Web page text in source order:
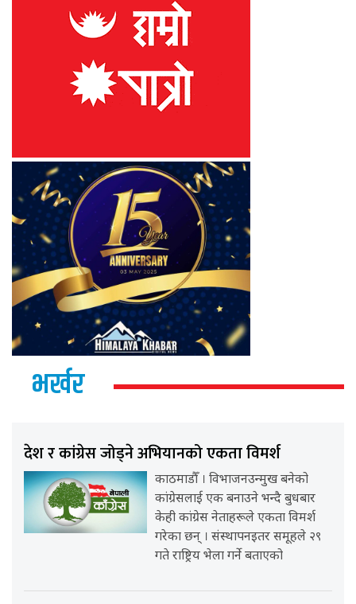
भर्खर
देश र कांग्रेस जोड्ने अभियानको एकता विमर्श
काठमाडौँ । विभाजनउन्मुख बनेको
कांग्रेसलाई एक बनाउने भन्दै बुधबार
केही कांग्रेस नेताहरूले एकता विमर्श
गरेका छन् । संस्थापनइतर समूहले २९
गते राष्ट्रिय भेला गर्ने बताएको